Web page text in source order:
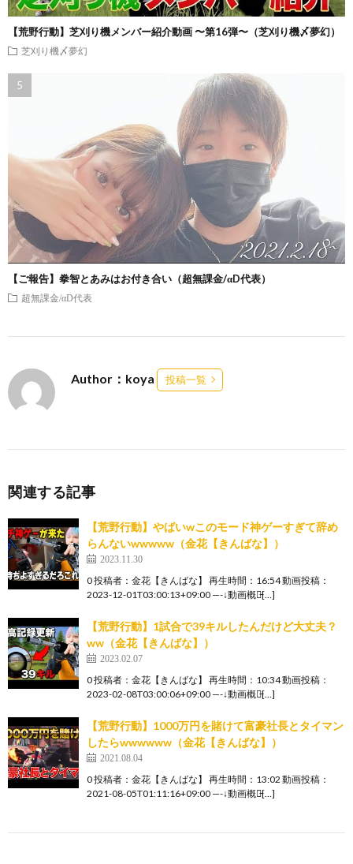
【荒野行動】芝刈り機メンバー紹介動画 〜第16弾〜（芝刈り機〆夢幻）
芝刈り機〆夢幻
【ご報告】拳智とあみはお付き合い（超無課金/αD代表）
超無課金/αD代表
Author：koya 投稿一覧
関連する記事
【荒野行動】やばいwこのモード神ゲーすぎて辞め
らんないwwwww（金花【きんばな】）
2023.11.30
0 投稿者：金花【きんばな】 再生時間：16:54 動画投稿：
2023-12-01T03:00:13+09:00 —-↓動画概要̵[…]
【荒野行動】1試合で39キルしたんだけど大丈夫？
ww（金花【きんばな】）
2023.02.07
0 投稿者：金花【きんばな】 再生時間：10:34 動画投稿：
2023-02-08T03:00:06+09:00 —-↓動画概要̵[…]
【荒野行動】1000万円を賭けて富豪社長とタイマン
したらwwwwww（金花【きんばな】）
2021.08.04
0 投稿者：金花【きんばな】 再生時間：13:02 動画投稿：
2021-08-05T01:11:16+09:00 —-↓動画概要̵[…]